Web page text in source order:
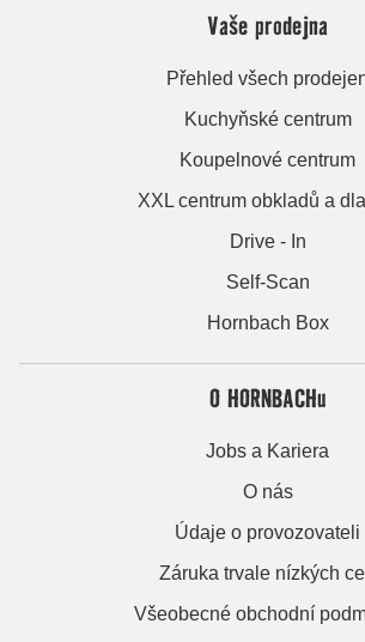
Vaše prodejna
Přehled všech
Kuchyňské centrum
Koupelnové centrum
XXL centrum obkladů a
Drive - In
Self-Scan
Hornbach Box
O HORNBACHu
Jobs a Kariera
O nás
Údaje o provozovateli
Záruka trvale nízkých
Všeobecné obchodní